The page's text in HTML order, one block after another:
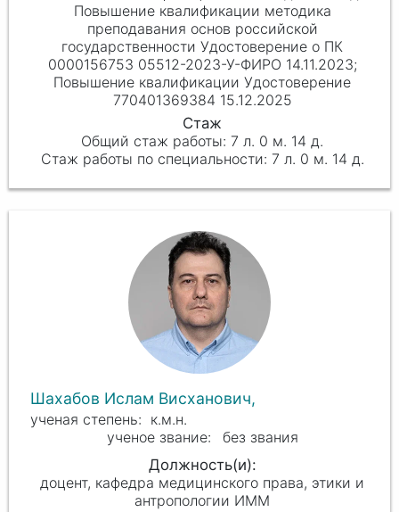
Повышение квалификации методика
преподавания основ российской
государственности Удостоверение о ПК
0000156753 05512-2023-У-ФИРО 14.11.2023;
Повышение квалификации Удостоверение
770401369384 15.12.2025
7 л. 0 м. 14 д.
7 л. 0 м. 14 д.
Шахабов Ислам Висханович,
к.м.н.
без звания
доцент, кафедра медицинского права, этики и
антропологии ИММ